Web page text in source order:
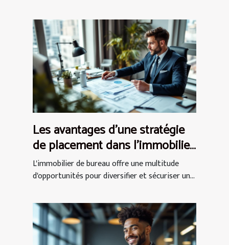
Les avantages d'une stratégie
de placement dans l'immobilier
de bureau
L'immobilier de bureau offre une multitude
d'opportunités pour diversifier et sécuriser un...